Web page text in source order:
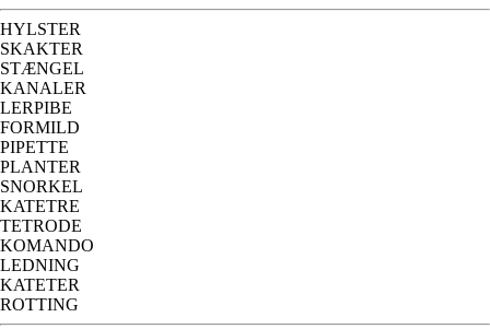
HYLSTER
SKAKTER
STÆNGEL
KANALER
LERPIBE
FORMILD
PIPETTE
PLANTER
SNORKEL
KATETRE
TETRODE
KOMANDO
LEDNING
KATETER
ROTTING